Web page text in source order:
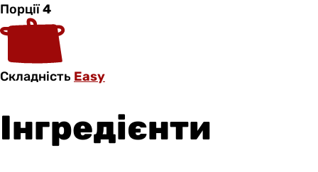
Порції4
Складність Easy
Інгредієнти